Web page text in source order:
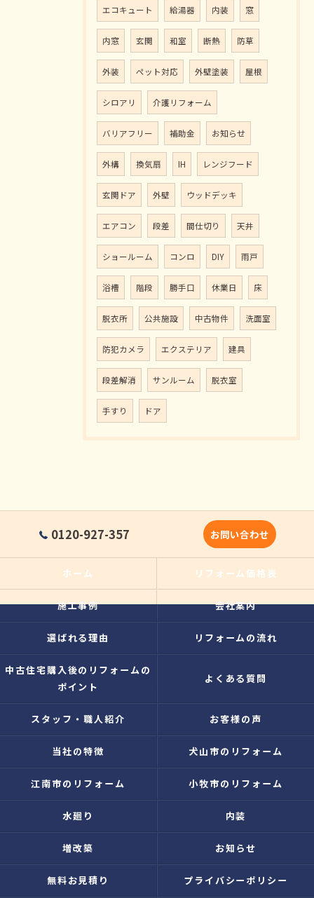
エコキュート 給湯器 内装 窓
内窓 玄関 和室 断熱 防草
外装 ペット対応 外壁塗装 屋根
シロアリ 介護リフォーム
バリアフリー 補助金 お知らせ
外構 換気扇 IH レンジフード
玄関ドア 外壁 ウッドデッキ
エアコン 段差 間仕切り 天井
ショールーム コンロ DIY 雨戸
浴槽 階段 勝手口 休業日 床
脱衣所 公共施設 中古物件 洗面室
防犯カメラ エクステリア 建具
段差解消 サンルーム 脱衣室
手すり ドア
0120-927-357 お問い合わせ
ホーム リフォーム価格表
施工事例 会社案内
選ばれる理由 リフォームの流れ
中古住宅購入後のリフォームの
ポイント
よくある質問
スタッフ・職人紹介 お客様の声
当社の特徴 犬山市のリフォーム
江南市のリフォーム 小牧市のリフォーム
水廻り 内装
増改築 お知らせ
無料お見積り プライバシーポリシー